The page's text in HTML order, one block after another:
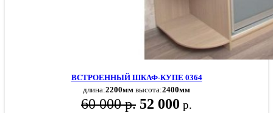
ВСТРОЕННЫЙ ШКАФ-КУПЕ 0364
длина:2200мм высота:2400мм
60 000 р. 52 000 р.